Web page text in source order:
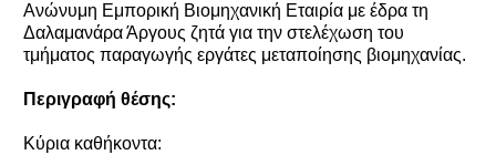
Ανώνυμη Εμπορική Βιομηχανική Εταιρία με έδρα τη
Δαλαμανάρα Άργους ζητά για την στελέχωση του
τμήματος παραγωγής εργάτες μεταποίησης βιομηχανίας.
Περιγραφή θέσης:
Κύρια καθήκοντα: